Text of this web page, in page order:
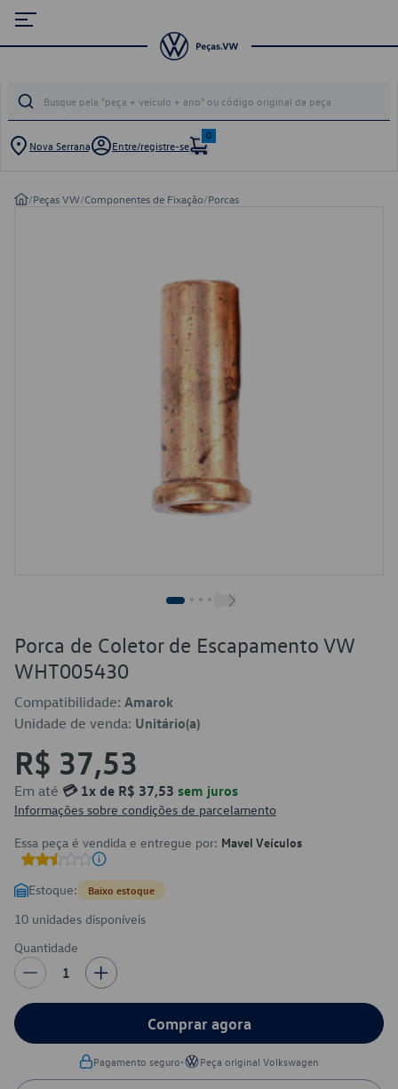
Nova Serrana Entre/registre-se
0
/Peças VW/Componentes de Fixação/Porcas
Porca de Coletor de Escapamento VW
WHT005430
Compatibilidade: Amarok
Unidade de venda: Unitário(a)
R$ 37,53
Em até 💳 1x de R$ 37,53 sem juros
Informações sobre condições de parcelamento
Essa peça é vendida e entregue por: Mavel Veículos
Estoque: Baixo estoque
10 unidades disponíveis
Quantidade
1
Comprar agora
Pagamento seguro• Peça original Volkswagen